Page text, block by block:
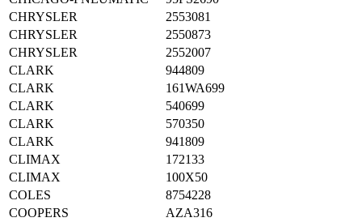
CHRYSLER
2553081
CHRYSLER
2550873
CHRYSLER
2552007
CLARK
944809
CLARK
161WA699
CLARK
540699
CLARK
570350
CLARK
941809
CLIMAX
172133
CLIMAX
100X50
COLES
8754228
COOPERS
AZA316